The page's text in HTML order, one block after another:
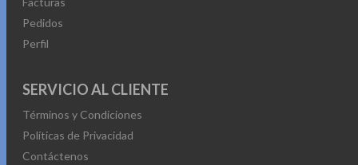
Pedidos
Perfil
SERVICIO AL CLIENTE
Términos y Condiciones
Políticas de Privacidad
Contáctenos